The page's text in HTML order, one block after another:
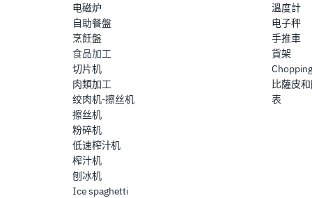
电磁炉
自助餐盤
烹飪盤
食品加工
切片机
肉類加工
绞肉机-擦丝机
擦丝机
粉碎机
低速榨汁机
榨汁机
刨冰机
Ice spaghetti
溫度計
电子秤
手推車
貨架
比薩皮
表